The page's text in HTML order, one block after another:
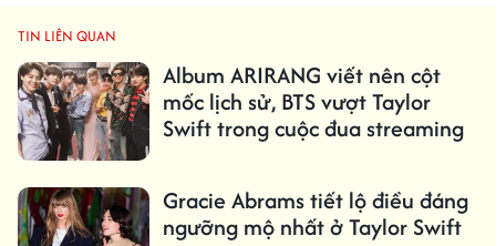
TIN LIÊN QUAN
Album ARIRANG viết nên cột
mốc lịch sử, BTS vượt Taylor
Swift trong cuộc đua streaming
Gracie Abrams tiết lộ điều đáng
ngưỡng mộ nhất ở Taylor Swift